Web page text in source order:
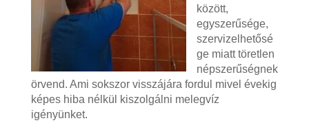
között,
egyszerűsége,
szervizelhetősé
ge miatt töretlen
népszerűségnek
örvend. Ami sokszor visszájára fordul mivel évekig
képes hiba nélkül kiszolgálni melegvíz
igényünket.